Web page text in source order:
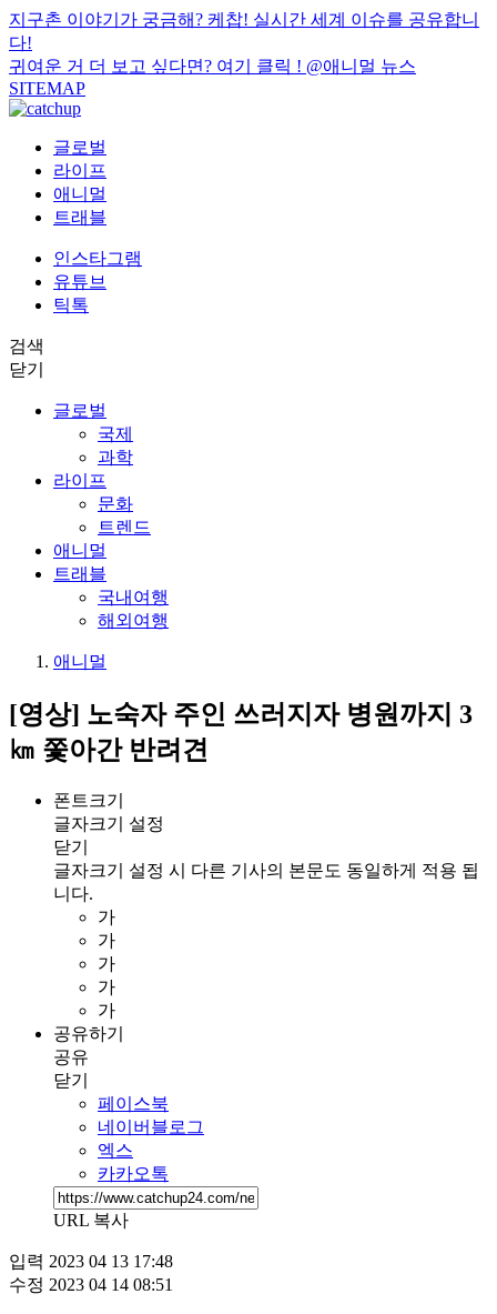
지구촌 이야기가 궁금해? 케찹! 실시간 세계 이슈를 공유합니
다!
귀여운 거 더 보고 싶다면? 여기 클릭 ! @애니멀 뉴스
SITEMAP
글로벌
라이프
애니멀
트래블
인스타그램
유튜브
틱톡
검색
닫기
글로벌
국제
과학
라이프
문화
트렌드
애니멀
트래블
국내여행
해외여행
애니멀
[영상] 노숙자 주인 쓰러지자 병원까지 3
㎞ 쫓아간 반려견
폰트크기
글자크기 설정
닫기
글자크기 설정 시 다른 기사의 본문도 동일하게 적용 됩
니다.
가
가
가
가
가
공유하기
공유
닫기
페이스북
네이버블로그
엑스
카카오톡
URL 복사
입력 2023 04 13 17:48
수정 2023 04 14 08:51